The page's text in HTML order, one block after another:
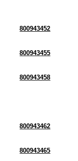
800943452
800943455
800943458
800943462
800943465